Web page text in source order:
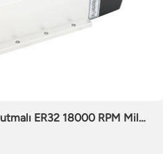
ER32 18000 RPM Mil